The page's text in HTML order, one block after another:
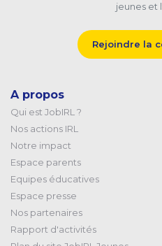
jeunes et
Rejoindre la
A propos
Qui est JobIRL ?
Nos actions IRL
Notre impact
Espace parents
Equipes éducatives
Espace presse
Nos partenaires
Rapport d'activités